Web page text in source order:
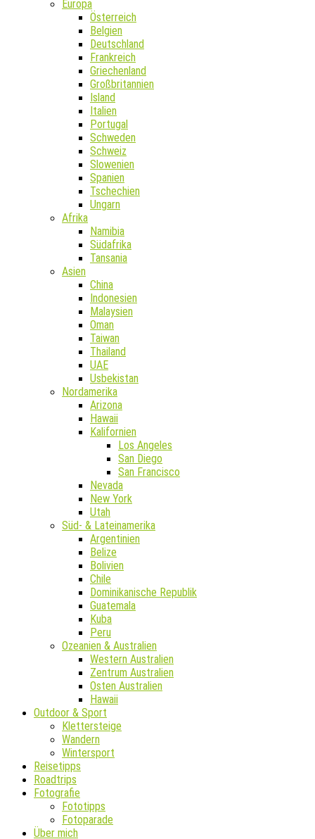
Europa
Österreich
Belgien
Deutschland
Frankreich
Griechenland
Großbritannien
Island
Italien
Portugal
Schweden
Schweiz
Slowenien
Spanien
Tschechien
Ungarn
Afrika
Namibia
Südafrika
Tansania
Asien
China
Indonesien
Malaysien
Oman
Taiwan
Thailand
UAE
Usbekistan
Nordamerika
Arizona
Hawaii
Kalifornien
Los Angeles
San Diego
San Francisco
Nevada
New York
Utah
Süd- & Lateinamerika
Argentinien
Belize
Bolivien
Chile
Dominikanische Republik
Guatemala
Kuba
Peru
Ozeanien & Australien
Western Australien
Zentrum Australien
Osten Australien
Hawaii
Outdoor & Sport
Klettersteige
Wandern
Wintersport
Reisetipps
Roadtrips
Fotografie
Fototipps
Fotoparade
Über mich